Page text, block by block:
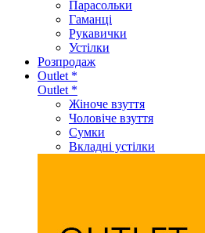
Парасольки
Гаманці
Рукавички
Устілки
Розпродаж
Outlet *
Outlet *
Жіноче взуття
Чоловіче взуття
Сумки
Вкладні устілки